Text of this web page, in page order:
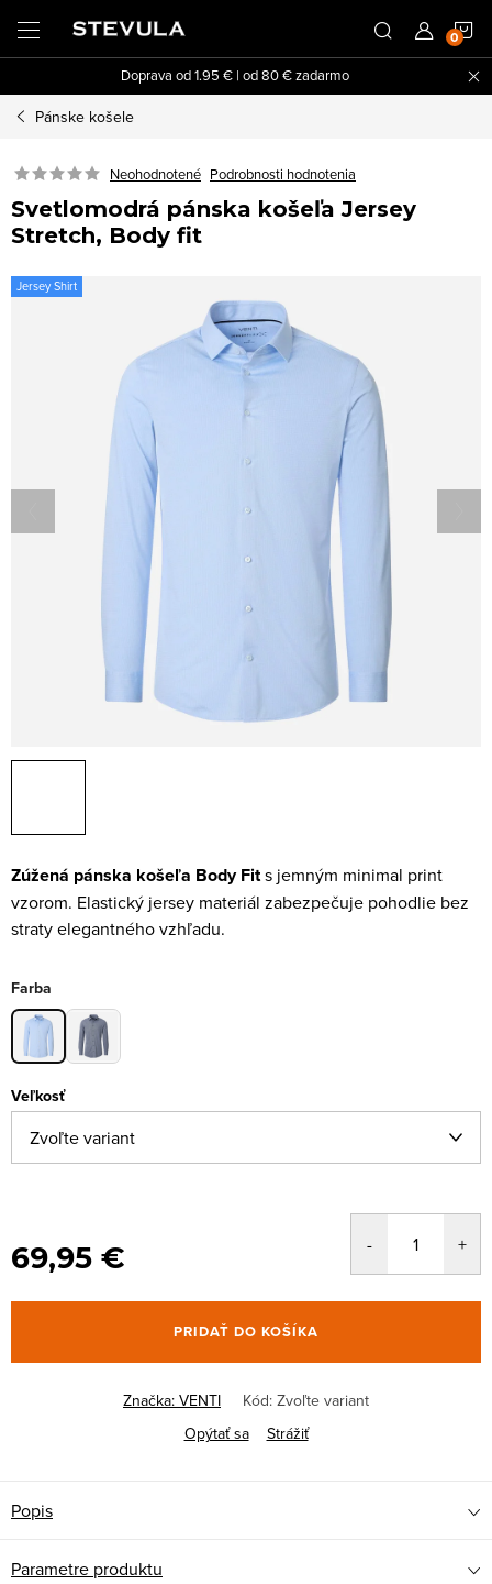
obsah
Doprava od 1.95 € | od 80 € zadarmo
Pánske košele
Neohodnotené Podrobnosti hodnotenia
Svetlomodrá pánska košeľa Jersey
Stretch, Body fit
Jersey Shirt
Zúžená pánska košeľa Body Fits jemným minimal print
vzorom. Elastický jersey materiál zabezpečuje pohodlie bez
straty elegantného vzhľadu.
Farba
Veľkosť
69,95 €
PRIDAŤ DO KOŠÍKA
Značka: VENTI Kód: Zvoľte variant
Opýtať sa
Strážiť
Popis
Parametre produktu